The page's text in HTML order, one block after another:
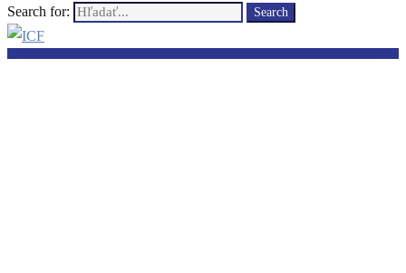
Search for: Search